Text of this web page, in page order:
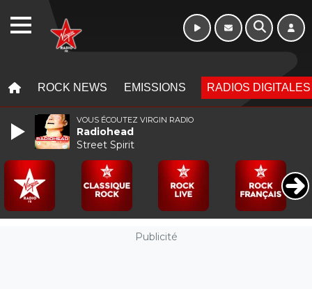
ROCK NEWS EMISSIONS RADIOS DIGITALES
Publicité
VOUS ÉCOUTEZ VIRGIN RADIO
Radiohead
Street Spirit
WEBRADIO